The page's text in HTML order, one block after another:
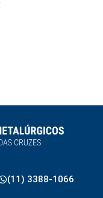
(11) 3388-1066